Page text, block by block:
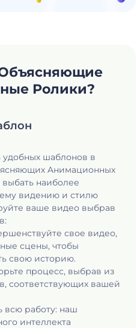
Объясняющие
Ролики?
шаблонов в
Aнимационных
наиболее
видению и стилю
ваше видео выбрав
свое видео,
сцены, чтобы
свою историю.
процесс, выбрав из
соответствующих вашей
всю работу: наш
интеллекта